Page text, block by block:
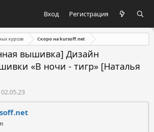
Вход Регистрация
курсов Скоро на kursoff.net
вышивка] Дизайн
«В ночи - тигр» [Наталья
Д
а
т
а
н
02.05.23